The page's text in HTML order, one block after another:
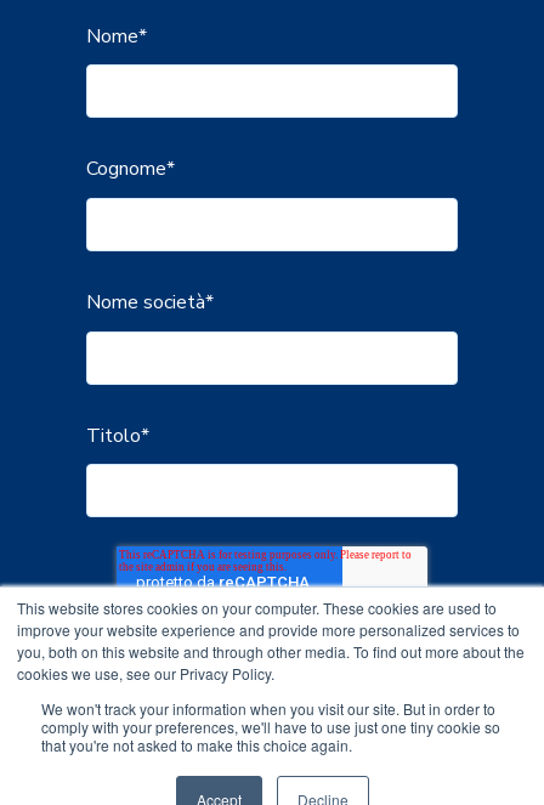
This website stores cookies on your computer. These cookies are used to
improve your website experience and provide more personalized services to
you, both on this website and through other media. To find out more about the
cookies we use, see our Privacy Policy.
We won't track your information when you visit our site. But in order to
comply with your preferences, we'll have to use just one tiny cookie so
that you're not asked to make this choice again.
Accept Decline
Nome*
Cognome*
Nome società*
Titolo*